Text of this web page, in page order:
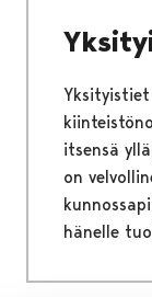
itsensä
on
hänelle